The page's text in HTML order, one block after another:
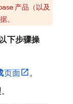
产品（以及
。
下步骤操
页面
。
。